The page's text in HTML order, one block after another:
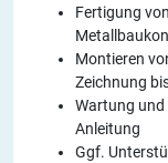
Fertigung
Montieren
Zeichnung
Wartung
Anleitung
Ggf.